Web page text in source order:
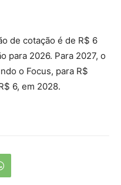
de cotação é de R$ 6
para 2026. Para 2027, o
o Focus, para R$
6, em 2028.